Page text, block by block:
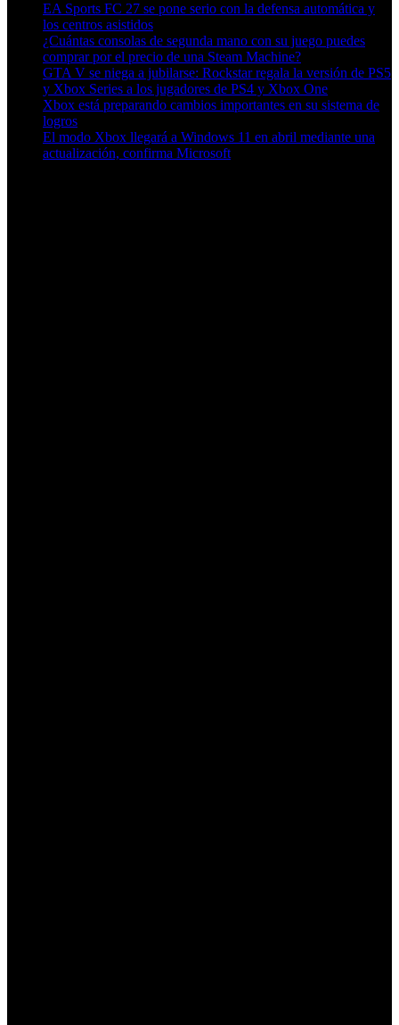
EA Sports FC 27 se pone serio con la defensa automática y
los centros asistidos
¿Cuántas consolas de segunda mano con su juego puedes
comprar por el precio de una Steam Machine?
GTA V se niega a jubilarse: Rockstar regala la versión de PS5
y Xbox Series a los jugadores de PS4 y Xbox One
Xbox está preparando cambios importantes en su sistema de
logros
El modo Xbox llegará a Windows 11 en abril mediante una
actualización, confirma Microsoft